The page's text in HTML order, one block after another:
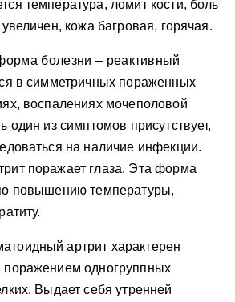
температура, ломит кости, боль
кожа багровая, горячая.
болезни – реактивный
в симметричных пораженных
воспалениях мочеполовой
один из симптомов присутствует,
на наличие инфекции.
поражает глаза. Эта форма
повышению температуры,
артрит характерен
поражением одногруппных
Выдает себя утренней